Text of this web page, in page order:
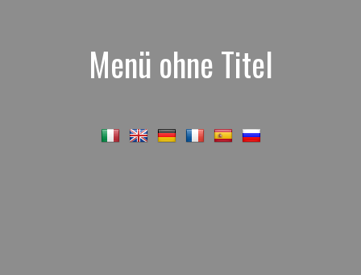
Menü ohne Titel